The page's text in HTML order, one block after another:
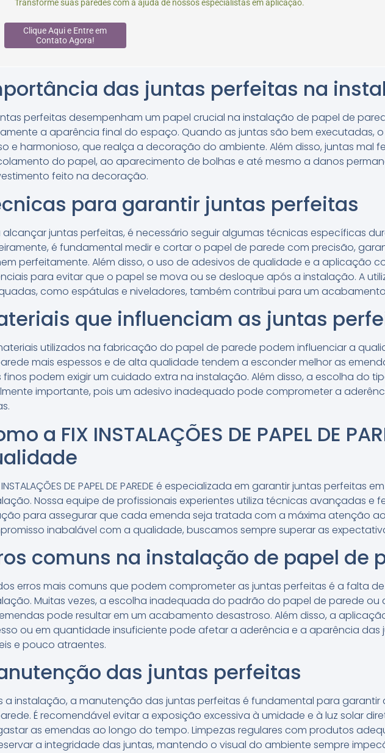
Transforme suas paredes com a ajuda de nossos especialistas em aplicação.
Clique Aqui e Entre em
Contato Agora!
das juntas perfeitas na
perfeitas desempenham um papel crucial na instalação de papel de
a aparência final do espaço. Quando as juntas são bem executadas,
e harmonioso, que realça a decoração do ambiente. Além disso, juntas mal
do papel, ao aparecimento de bolhas e até mesmo a danos
feito na decoração.
para garantir juntas perfeitas
alcançar juntas perfeitas, é necessário seguir algumas técnicas específicas
é fundamental medir e cortar o papel de parede com precisão,
perfeitamente. Além disso, o uso de adesivos de qualidade e a aplicação
para evitar que o papel se mova ou se desloque após a instalação. A
como espátulas e niveladores, também contribui para um
que influenciam as juntas
utilizados na fabricação do papel de parede podem influenciar a
mais espessos e de alta qualidade tendem a esconder melhor as
finos podem exigir um cuidado extra na instalação. Além disso, a escolha do
importante, pois um adesivo inadequado pode comprometer a
a FIX INSTALAÇÕES DE PAPEL DE
INSTALAÇÕES DE PAPEL DE PAREDE é especializada em garantir juntas perfeitas
Nossa equipe de profissionais experientes utiliza técnicas avançadas e
para assegurar que cada emenda seja tratada com a máxima atenção
inabalável com a qualidade, buscamos sempre superar as
comuns na instalação de papel de
erros mais comuns que podem comprometer as juntas perfeitas é a falta
Muitas vezes, a escolha inadequada do padrão do papel de parede ou
pode resultar em um acabamento desastroso. Além disso, a
ou em quantidade insuficiente pode afetar a aderência e a aparência das
e pouco atraentes.
das juntas perfeitas
a instalação, a manutenção das juntas perfeitas é fundamental para
É recomendável evitar a exposição excessiva à umidade e à luz solar
as emendas ao longo do tempo. Limpezas regulares com produtos
a integridade das juntas, mantendo o visual do ambiente sempre